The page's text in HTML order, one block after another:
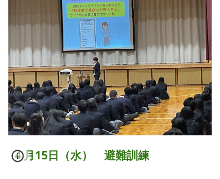
４月15日（水） 避難訓練